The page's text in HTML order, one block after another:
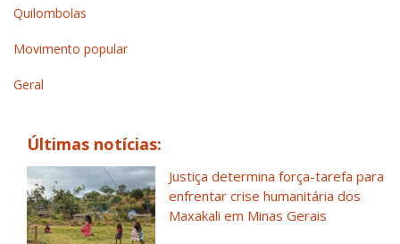
Quilombolas
Movimento popular
Geral
Últimas notícias:
Justiça determina força-tarefa para
enfrentar crise humanitária dos
Maxakali em Minas Gerais